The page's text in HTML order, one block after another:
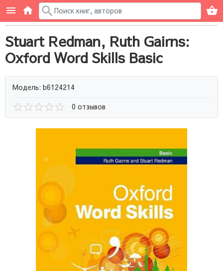
Stuart Redman, Ruth Gairns:
Oxford Word Skills Basic
Модель: b6124214
0 отзывов